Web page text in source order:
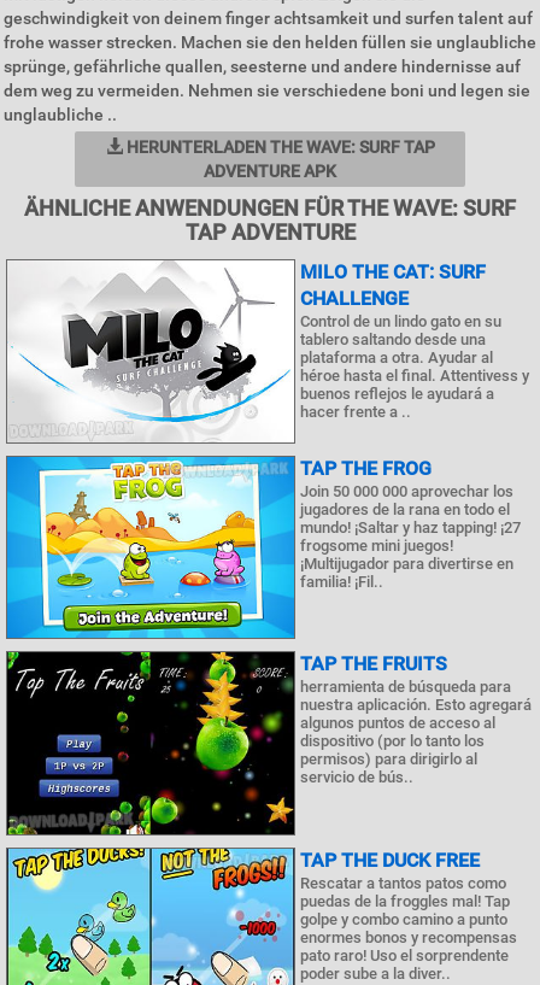
geschwindigkeit von deinem finger achtsamkeit und surfen talent auf
frohe wasser strecken. Machen sie den helden füllen sie unglaubliche
sprünge, gefährliche quallen, seesterne und andere hindernisse auf
dem weg zu vermeiden. Nehmen sie verschiedene boni und legen sie
unglaubliche ..
HERUNTERLADEN THE WAVE: SURF TAP
ADVENTURE APK
ÄHNLICHE ANWENDUNGEN FÜR THE WAVE: SURF
TAP ADVENTURE
MILO THE CAT: SURF
CHALLENGE
Control de un lindo gato en su
tablero saltando desde una
plataforma a otra. Ayudar al
héroe hasta el final. Attentivess y
buenos reflejos le ayudará a
hacer frente a ..
TAP THE FROG
Join 50 000 000 aprovechar los
jugadores de la rana en todo el
mundo! ¡Saltar y haz tapping! ¡27
frogsome mini juegos!
¡Multijugador para divertirse en
familia! ¡Fil..
TAP THE FRUITS
herramienta de búsqueda para
nuestra aplicación. Esto agregará
algunos puntos de acceso al
dispositivo (por lo tanto los
permisos) para dirigirlo al
servicio de bús..
TAP THE DUCK FREE
Rescatar a tantos patos como
puedas de la froggles mal! Tap
golpe y combo camino a punto
enormes bonos y recompensas
pato raro! Uso el sorprendente
poder sube a la diver..